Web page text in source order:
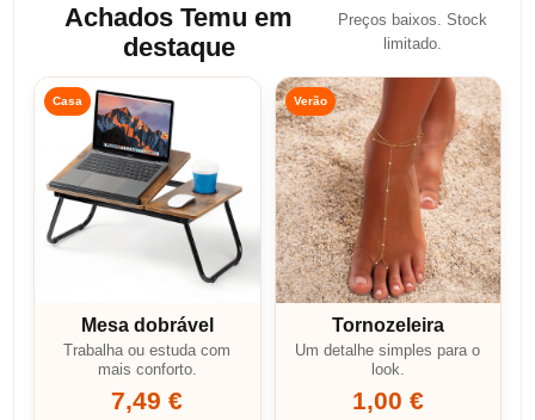
Achados Temu em
destaque
Preços baixos. Stock
limitado.
Casa
Mesa dobrável
Trabalha ou estuda com
mais conforto.
7,49 €
Verão
Tornozeleira
Um detalhe simples para o
look.
1,00 €